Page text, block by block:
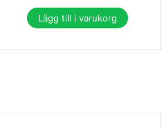
Lägg till i varukorg